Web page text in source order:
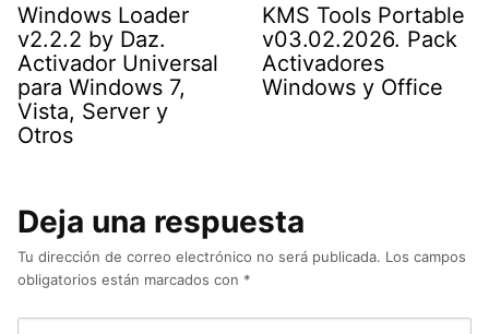
Windows Loader
v2.2.2 by Daz.
Activador Universal
para Windows 7,
Vista, Server y
Otros
KMS Tools Portable
v03.02.2026. Pack
Activadores
Windows y Office
Deja una respuesta
Tu dirección de correo electrónico no será publicada. Los campos
obligatorios están marcados con *